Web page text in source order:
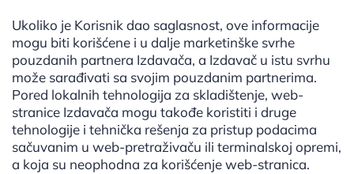
Ukoliko je Korisnik dao saglasnost, ove informacije
mogu biti korišćene i u dalje marketinške svrhe
pouzdanih partnera Izdavača, a Izdavač u istu svrhu
može sarađivati sa svojim pouzdanim partnerima.
Pored lokalnih tehnologija za skladištenje, web-
stranice Izdavača mogu takođe koristiti i druge
tehnologije i tehnička rešenja za pristup podacima
sačuvanim u web-pretraživaču ili terminalskoj opremi,
a koja su neophodna za korišćenje web-stranica.